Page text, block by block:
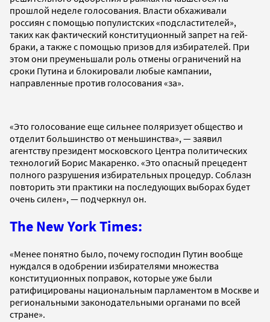
прошлой неделе голосования. Власти обхаживали
россиян с помощью популистских «подсластителей»,
таких как фактический конституционный запрет на гей-
браки, а также с помощью призов для избирателей. При
этом они преуменьшали роль отмены ограничений на
сроки Путина и блокировали любые кампании,
направленные против голосования «за».
«Это голосование еще сильнее поляризует общество и
отделит большинство от меньшинства», — заявил
агентству президент московского Центра политических
технологий Борис Макаренко. «Это опасный прецедент
полного разрушения избирательных процедур. Соблазн
повторить эти практики на последующих выборах будет
очень силен», — подчеркнул он.
The New York Times:
«Менее понятно было, почему господин Путин вообще
нуждался в одобрении избирателями множества
конституционных поправок, которые уже были
ратифицированы национальным парламентом в Москве и
региональными законодательными органами по всей
стране».